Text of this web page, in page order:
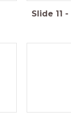
Slide 11 -